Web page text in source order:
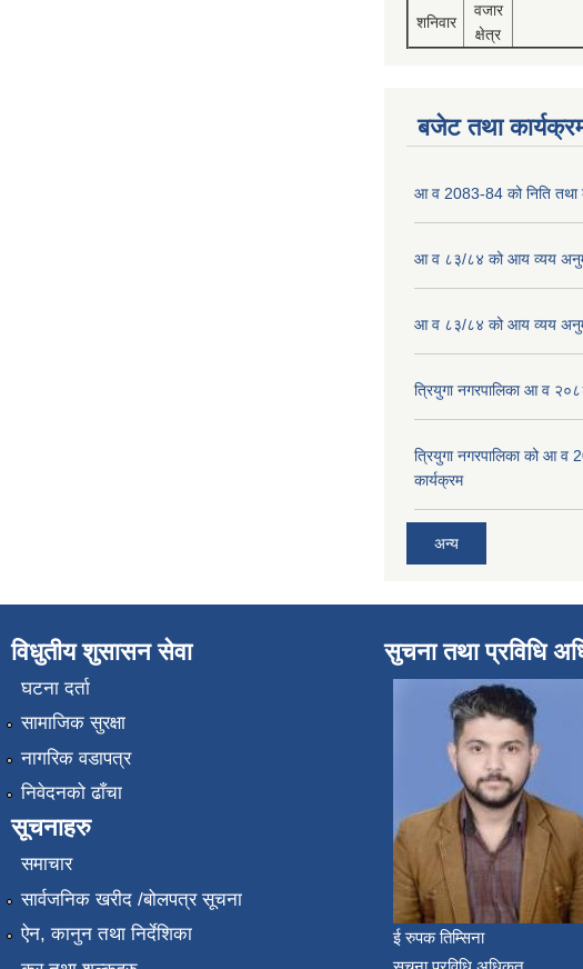
शनिवार
वजार
क्षेत्र
बजेट तथा
आ व 2083-84 को निति तथा
आ व ८३/८४ को आय व्यय
आ व ८३/८४ को आय व्यय
त्रियुगा नगरपालिका आ व
त्रियुगा नगरपालिका को आ व
कार्यक्रम
अन्य
विधुतीय शुसासन सेवा
घटना दर्ता
सामाजिक सुरक्षा
नागरिक वडापत्र
निवेदनको ढाँचा
सूचनाहरु
समाचार
सार्वजनिक खरीद /बोलपत्र सूचना
ऐन, कानुन तथा निर्देशिका
सुचना तथा प्रविधि
ई रुपक तिम्सिना